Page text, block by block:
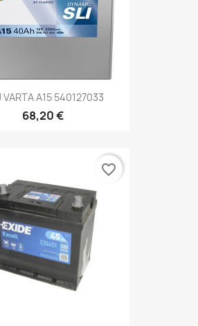
VARTA A15 540127033
68,20 €
favorite_border